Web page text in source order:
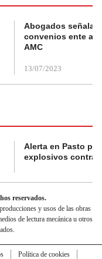
Abogados
convenios ente
AMC
13/07/2023
Alerta en Pasto
explosivos contra
reservados.
y usos de las obras
de lectura mecánica u otros
Política de cookies